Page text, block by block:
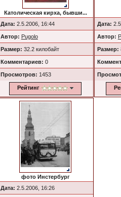
Католическая кирха, бывши...
Дата: 2.5.2006, 16:44
Автор: Pugolo
Размер: 32.2 килобайт
Комментариев: 0
Просмотров: 1453
Рейтинг
Дата:
Автор:
Размер:
фото Инстербург
Дата: 2.5.2006, 16:26